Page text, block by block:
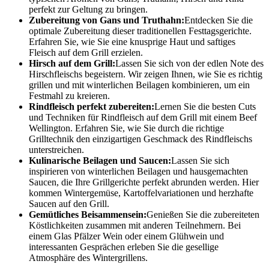
perfekt zur Geltung zu bringen.
Zubereitung von Gans und Truthahn:Entdecken Sie die
optimale Zubereitung dieser traditionellen Festtagsgerichte.
Erfahren Sie, wie Sie eine knusprige Haut und saftiges
Fleisch auf dem Grill erzielen.
Hirsch auf dem Grill:Lassen Sie sich von der edlen Note des
Hirschfleischs begeistern. Wir zeigen Ihnen, wie Sie es richtig
grillen und mit winterlichen Beilagen kombinieren, um ein
Festmahl zu kreieren.
Rindfleisch perfekt zubereiten:Lernen Sie die besten Cuts
und Techniken für Rindfleisch auf dem Grill mit einem Beef
Wellington. Erfahren Sie, wie Sie durch die richtige
Grilltechnik den einzigartigen Geschmack des Rindfleischs
unterstreichen.
Kulinarische Beilagen und Saucen:Lassen Sie sich
inspirieren von winterlichen Beilagen und hausgemachten
Saucen, die Ihre Grillgerichte perfekt abrunden werden. Hier
kommen Wintergemüse, Kartoffelvariationen und herzhafte
Saucen auf den Grill.
Gemütliches Beisammensein:Genießen Sie die zubereiteten
Köstlichkeiten zusammen mit anderen Teilnehmern. Bei
einem Glas Pfälzer Wein oder einem Glühwein und
interessanten Gesprächen erleben Sie die gesellige
Atmosphäre des Wintergrillens.